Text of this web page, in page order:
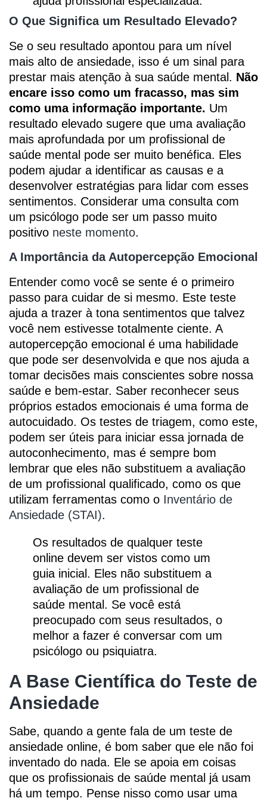
O Que Significa um Resultado Elevado?
Se o seu resultado apontou para um nível
mais alto de ansiedade, isso é um sinal para
prestar mais atenção à sua saúde mental. Não
encare isso como um fracasso, mas sim
como uma informação importante. Um
resultado elevado sugere que uma avaliação
mais aprofundada por um profissional de
saúde mental pode ser muito benéfica. Eles
podem ajudar a identificar as causas e a
desenvolver estratégias para lidar com esses
sentimentos. Considerar uma consulta com
um psicólogo pode ser um passo muito
positivo neste momento.
A Importância da Autopercepção Emocional
Entender como você se sente é o primeiro
passo para cuidar de si mesmo. Este teste
ajuda a trazer à tona sentimentos que talvez
você nem estivesse totalmente ciente. A
autopercepção emocional é uma habilidade
que pode ser desenvolvida e que nos ajuda a
tomar decisões mais conscientes sobre nossa
saúde e bem-estar. Saber reconhecer seus
próprios estados emocionais é uma forma de
autocuidado. Os testes de triagem, como este,
podem ser úteis para iniciar essa jornada de
autoconhecimento, mas é sempre bom
lembrar que eles não substituem a avaliação
de um profissional qualificado, como os que
utilizam ferramentas como o Inventário de
Ansiedade (STAI).
Os resultados de qualquer teste
online devem ser vistos como um
guia inicial. Eles não substituem a
avaliação de um profissional de
saúde mental. Se você está
preocupado com seus resultados, o
melhor a fazer é conversar com um
psicólogo ou psiquiatra.
A Base Científica do Teste de
Ansiedade
Sabe, quando a gente fala de um teste de
ansiedade online, é bom saber que ele não foi
inventado do nada. Ele se apoia em coisas
que os profissionais de saúde mental já usam
há um tempo. Pense nisso como usar uma